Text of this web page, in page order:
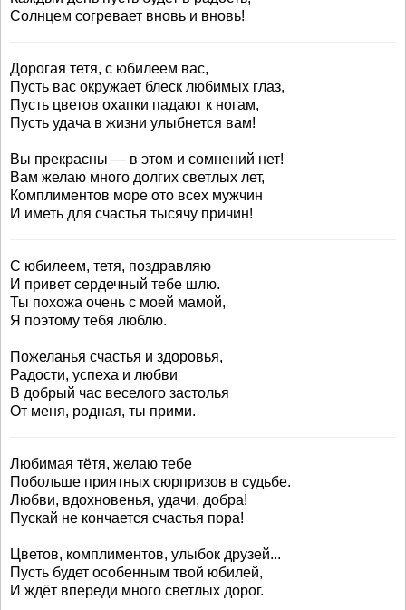
Солнцем согревает вновь и вновь!
Дорогая тетя, с юбилеем вас,
Пусть вас окружает блеск любимых глаз,
Пусть цветов охапки падают к ногам,
Пусть удача в жизни улыбнется вам!
Вы прекрасны — в этом и сомнений нет!
Вам желаю много долгих светлых лет,
Комплиментов море ото всех мужчин
И иметь для счастья тысячу причин!
С юбилеем, тетя, поздравляю
И привет сердечный тебе шлю.
Ты похожа очень с моей мамой,
Я поэтому тебя люблю.
Пожеланья счастья и здоровья,
Радости, успеха и любви
В добрый час веселого застолья
От меня, родная, ты прими.
Любимая тётя, желаю тебе
Побольше приятных сюрпризов в судьбе.
Любви, вдохновенья, удачи, добра!
Пускай не кончается счастья пора!
Цветов, комплиментов, улыбок друзей...
Пусть будет особенным твой юбилей,
И ждёт впереди много светлых дорог.